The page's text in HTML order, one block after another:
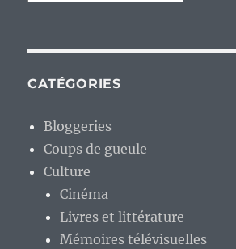
CATÉGORIES
Bloggeries
Coups de gueule
Culture
Cinéma
Livres et littérature
Mémoires télévisuelles